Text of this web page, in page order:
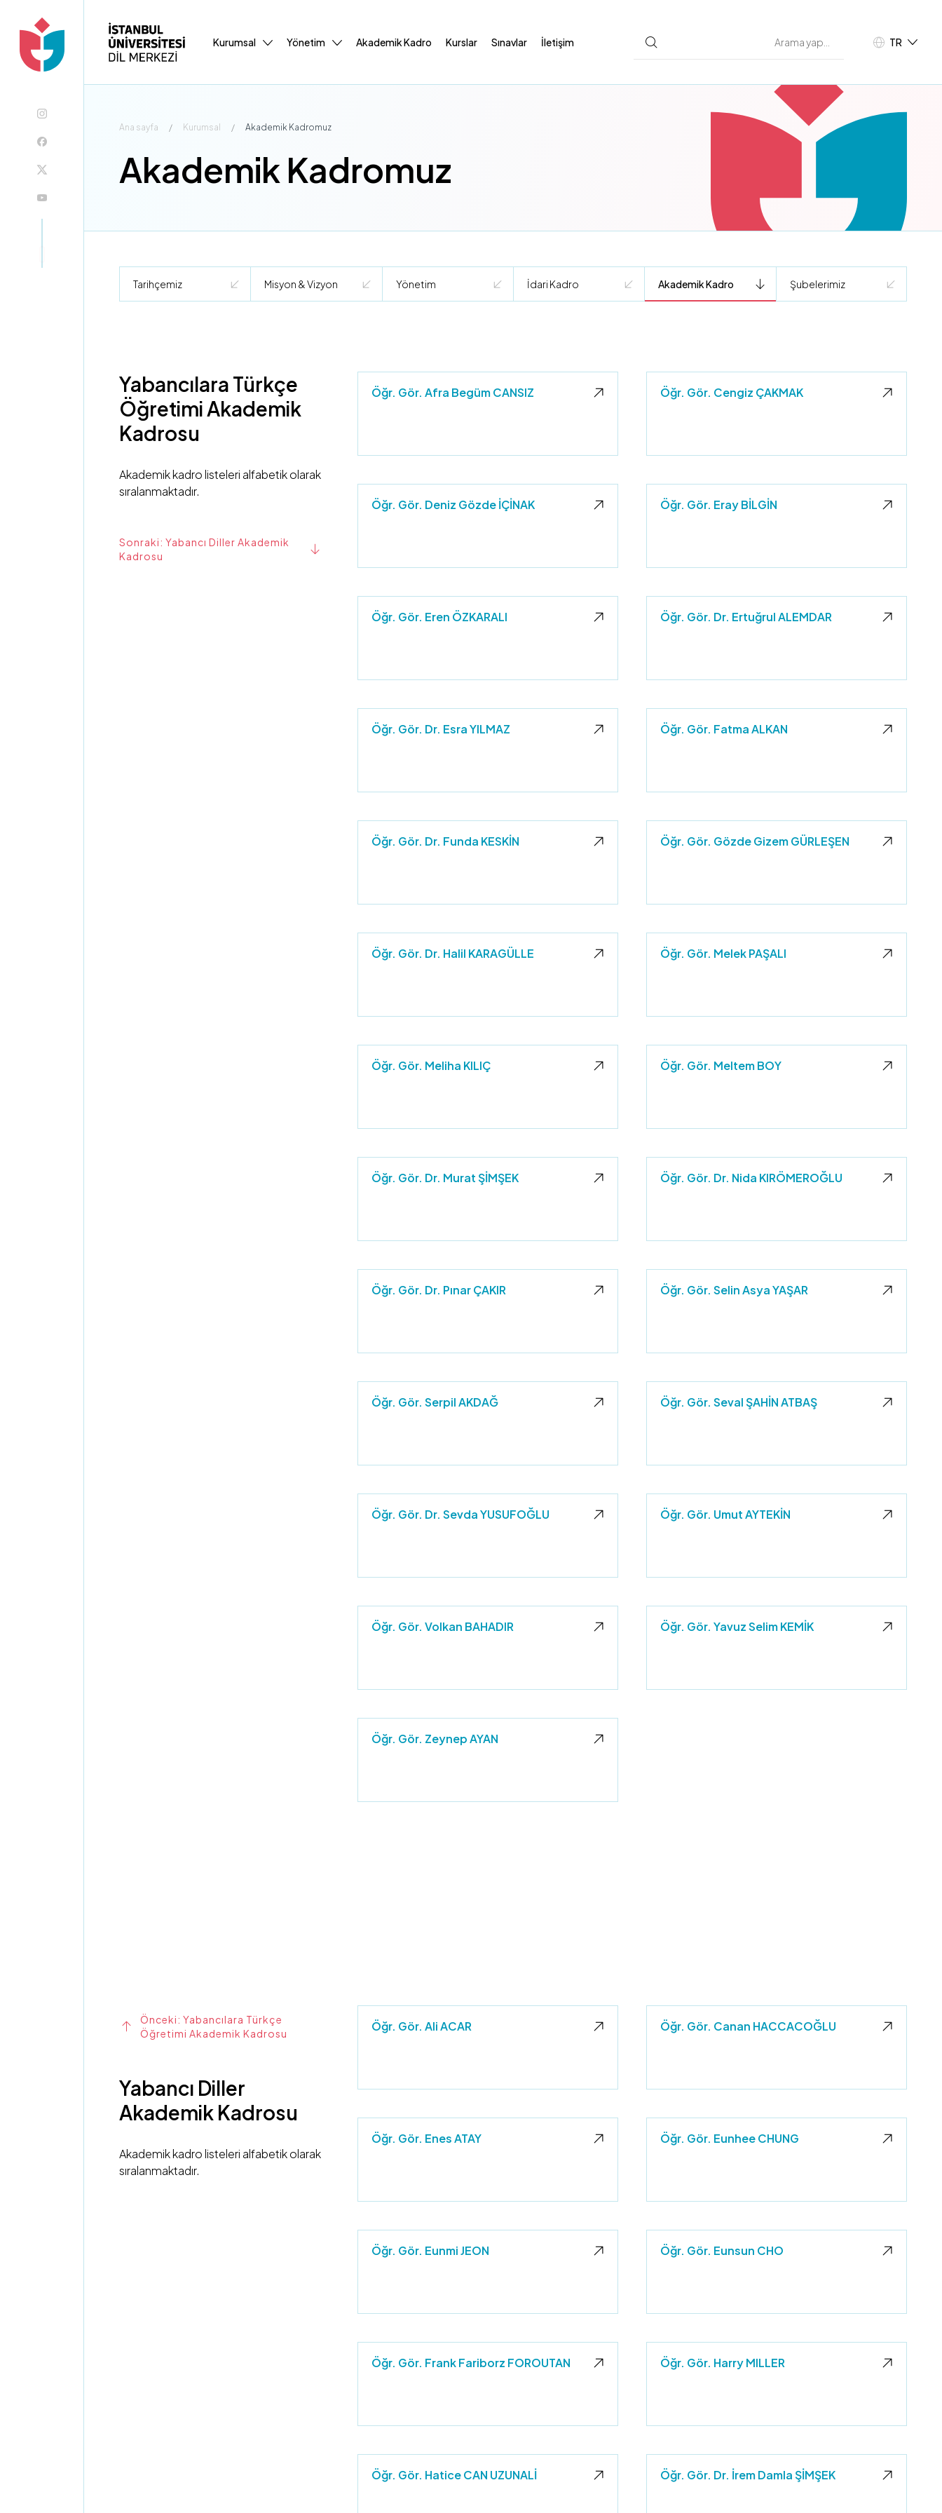
Kurumsal Yönetim Akademik Kadro Kurslar Sınavlar İletişim TR
Ana sayfa / Kurumsal / Akademik Kadromuz
Akademik Kadromuz
Tarihçemiz Misyon & Vizyon Yönetim İdari Kadro Akademik Kadro Şubelerimiz
Yabancılara Türkçe
Öğretimi Akademik
Kadrosu
Akademik kadro listeleri alfabetik olarak
sıralanmaktadır.
Sonraki: Yabancı Diller Akademik
Kadrosu
Öğr. Gör. Afra Begüm CANSIZ Öğr. Gör. Cengiz ÇAKMAK
Öğr. Gör. Deniz Gözde İÇİNAK Öğr. Gör. Eray BİLGİN
Öğr. Gör. Eren ÖZKARALI Öğr. Gör. Dr. Ertuğrul ALEMDAR
Öğr. Gör. Dr. Esra YILMAZ Öğr. Gör. Fatma ALKAN
Öğr. Gör. Dr. Funda KESKİN Öğr. Gör. Gözde Gizem GÜRLEŞEN
Öğr. Gör. Dr. Halil KARAGÜLLE Öğr. Gör. Melek PAŞALI
Öğr. Gör. Meliha KILIÇ Öğr. Gör. Meltem BOY
Öğr. Gör. Dr. Murat ŞİMŞEK Öğr. Gör. Dr. Nida KIRÖMEROĞLU
Öğr. Gör. Dr. Pınar ÇAKIR Öğr. Gör. Selin Asya YAŞAR
Öğr. Gör. Serpil AKDAĞ Öğr. Gör. Seval ŞAHİN ATBAŞ
Öğr. Gör. Dr. Sevda YUSUFOĞLU Öğr. Gör. Umut AYTEKİN
Öğr. Gör. Volkan BAHADIR Öğr. Gör. Yavuz Selim KEMİK
Öğr. Gör. Zeynep AYAN
Önceki: Yabancılara Türkçe
Öğretimi Akademik Kadrosu
Yabancı Diller
Akademik Kadrosu
Akademik kadro listeleri alfabetik olarak
sıralanmaktadır.
Öğr. Gör. Ali ACAR Öğr. Gör. Canan HACCACOĞLU
Öğr. Gör. Enes ATAY Öğr. Gör. Eunhee CHUNG
Öğr. Gör. Eunmi JEON Öğr. Gör. Eunsun CHO
Öğr. Gör. Frank Fariborz FOROUTAN Öğr. Gör. Harry MILLER
Öğr. Gör. Hatice CAN UZUNALİ Öğr. Gör. Dr. İrem Damla ŞİMŞEK